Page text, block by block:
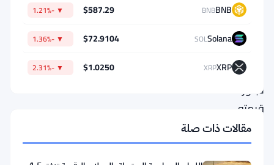
صندوق
العملات
الرقمية
الذي
تجاوزت
قيمته
الآن
مليار
BNB
BNB
$587.29
▼ -1.21%
Solana
SOL
$72.9104
▼ -1.36%
XRP
XRP
$1.0250
▼ -2.31%
مقالات ذات صلة